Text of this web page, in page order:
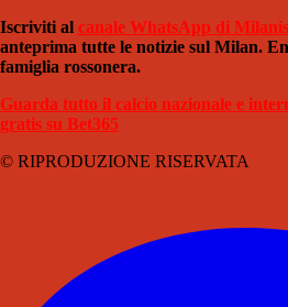
Iscriviti al canale WhatsApp di
anteprima tutte le notizie sul Milan.
famiglia rossonera.
Guarda tutto il calcio nazionale e
gratis su Bet365
© RIPRODUZIONE RISERVATA